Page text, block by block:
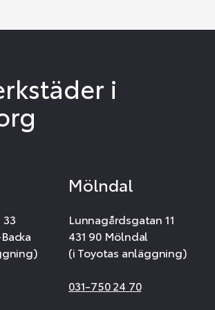
i
Mölndal
Lunnagårdsgatan 11
431 90 Mölndal
(i Toyotas anläggning)
031-750 24 70